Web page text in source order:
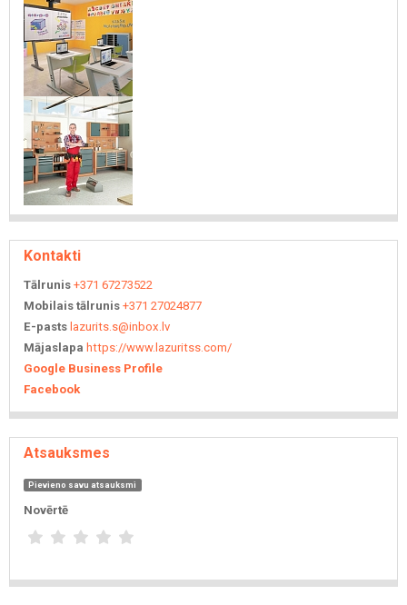
Kontakti
Tālrunis +371 67273522
Mobilais tālrunis +371 27024877
E-pasts lazurits.s@inbox.lv
Mājaslapa https://www.lazuritss.com/
Google Business Profile
Facebook
Atsauksmes
Pievieno savu atsauksmi
Novērtē